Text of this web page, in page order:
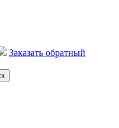
Заказать обратный